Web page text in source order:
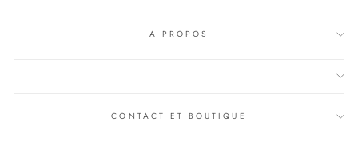
A PROPOS
CONTACT ET BOUTIQUE